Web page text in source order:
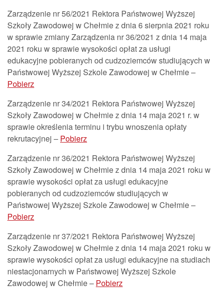
Zarządzenie nr 56/2021 Rektora Państwowej Wyższej
Szkoły Zawodowej w Chełmie z dnia 6 sierpnia 2021 roku
w sprawie zmiany Zarządzenia nr 36/2021 z dnia 14 maja
2021 roku w sprawie wysokości opłat za usługi
edukacyjne pobieranych od cudzoziemców studiujących w
Państwowej Wyższej Szkole Zawodowej w Chełmie –
Pobierz
Zarządzenie nr 34/2021 Rektora Państwowej Wyższej
Szkoły Zawodowej w Chełmie z dnia 14 maja 2021 r. w
sprawie określenia terminu i trybu wnoszenia opłaty
rekrutacyjnej – Pobierz
Zarządzenie nr 36/2021 Rektora Państwowej Wyższej
Szkoły Zawodowej w Chełmie z dnia 14 maja 2021 roku w
sprawie wysokości opłat za usługi edukacyjne
pobieranych od cudzoziemców studiujących w
Państwowej Wyższej Szkole Zawodowej w Chełmie –
Pobierz
Zarządzenie nr 37/2021 Rektora Państwowej Wyższej
Szkoły Zawodowej w Chełmie z dnia 14 maja 2021 roku w
sprawie wysokości opłat za usługi edukacyjne na studiach
niestacjonarnych w Państwowej Wyższej Szkole
Zawodowej w Chełmie – Pobierz